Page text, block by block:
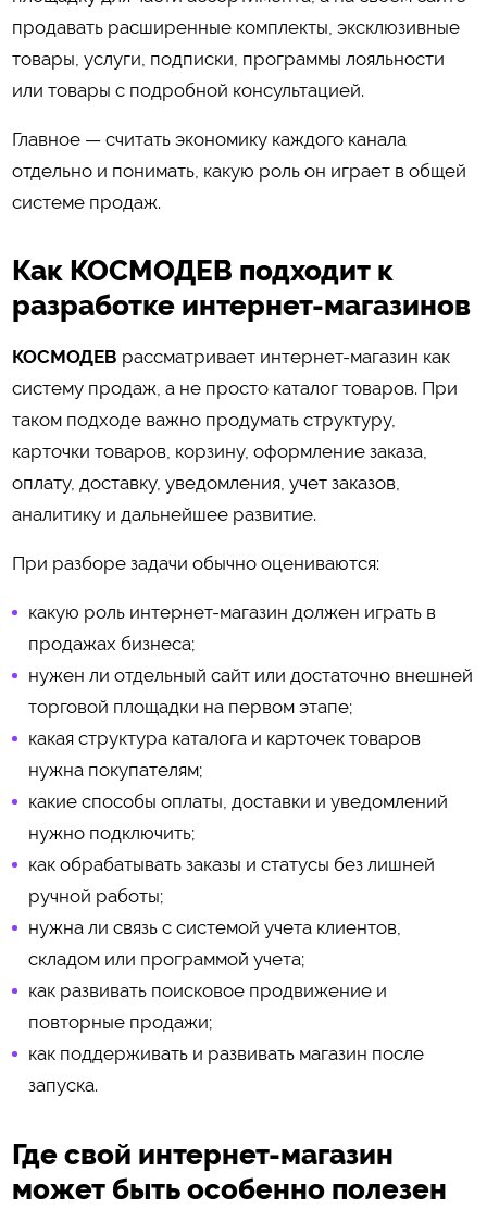
продавать расширенные комплекты, эксклюзивные
товары, услуги, подписки, программы лояльности
или товары с подробной консультацией.
Главное — считать экономику каждого канала
отдельно и понимать, какую роль он играет в общей
системе продаж.
Как КОСМОДЕВ подходит к
разработке интернет-магазинов
КОСМОДЕВ рассматривает интернет-магазин как
систему продаж, а не просто каталог товаров. При
таком подходе важно продумать структуру,
карточки товаров, корзину, оформление заказа,
оплату, доставку, уведомления, учет заказов,
аналитику и дальнейшее развитие.
При разборе задачи обычно оцениваются:
какую роль интернет-магазин должен играть в
продажах бизнеса;
нужен ли отдельный сайт или достаточно внешней
торговой площадки на первом этапе;
какая структура каталога и карточек товаров
нужна покупателям;
какие способы оплаты, доставки и уведомлений
нужно подключить;
как обрабатывать заказы и статусы без лишней
ручной работы;
нужна ли связь с системой учета клиентов,
складом или программой учета;
как развивать поисковое продвижение и
повторные продажи;
как поддерживать и развивать магазин после
запуска.
Где свой интернет-магазин
может быть особенно полезен